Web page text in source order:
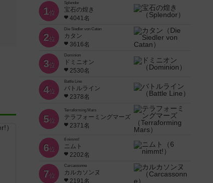
1位
Splendor
宝石の煌き
4041名
2位
Die Siedler von Catan
カタン
3616名
3位
Dominion
ドミニオン
2530名
4位
Battle Line
バトルライン
2378名
5位
Terraforming Mars
テラフォーミングマーズ
2371名
6位
6 nimmt!
ニムト
2202名
7位
Carcassonne
カルカソンヌ
2191名